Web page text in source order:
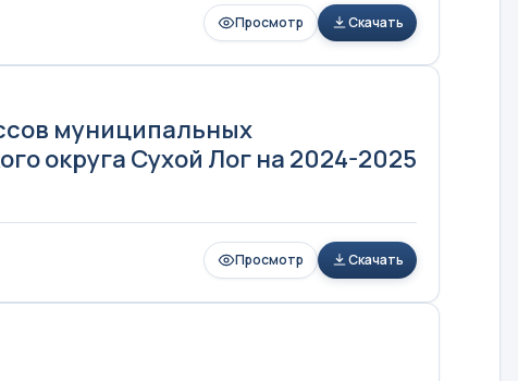
Просмотр Скачать
муниципальных
округа Сухой Лог на 2024-2025
Просмотр Скачать